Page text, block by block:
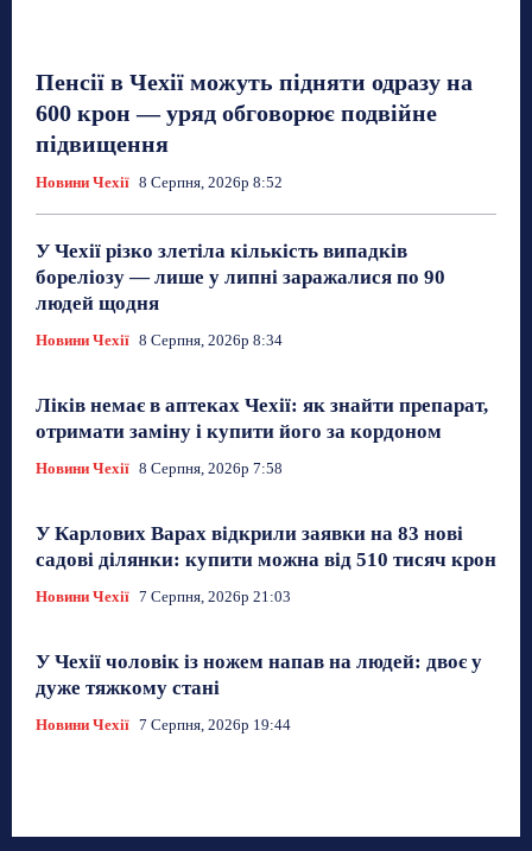
Пенсії в Чехії можуть підняти одразу на
600 крон — уряд обговорює подвійне
підвищення
Новини Чехії 8 Серпня, 2026р 8:52
У Чехії різко злетіла кількість випадків
бореліозу — лише у липні заражалися по 90
людей щодня
Новини Чехії 8 Серпня, 2026р 8:34
Ліків немає в аптеках Чехії: як знайти препарат,
отримати заміну і купити його за кордоном
Новини Чехії 8 Серпня, 2026р 7:58
У Карлових Варах відкрили заявки на 83 нові
садові ділянки: купити можна від 510 тисяч крон
Новини Чехії 7 Серпня, 2026р 21:03
У Чехії чоловік із ножем напав на людей: двоє у
дуже тяжкому стані
Новини Чехії 7 Серпня, 2026р 19:44